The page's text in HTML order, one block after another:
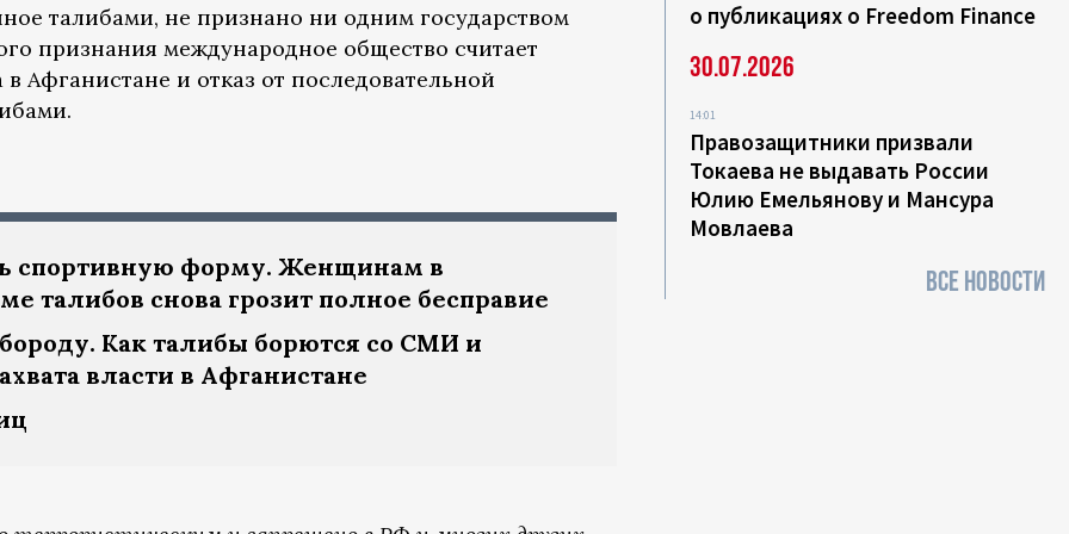
талибами, не признано ни одним государством
признания международное общество считает
Афганистане и отказ от последовательной
спортивную форму. Женщинам в
талибов снова грозит полное бесправие
Как талибы борются со СМИ и
власти в Афганистане
о публикациях о Freedom Finance
30.07.2026
14:01
Правозащитники призвали
Токаева не выдавать России
Юлию Емельянову и Мансура
Мовлаева
ВСЕ НОВОСТИ